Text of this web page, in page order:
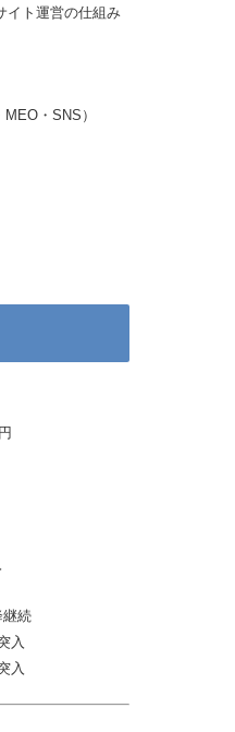
イト運営の仕組み
・SNS）
継続
入
入